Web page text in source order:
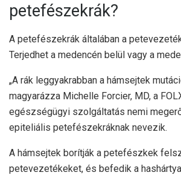
petefészekrák?
A petefészekrák általában a
Terjedhet a medencén belül vagy a
„A rák leggyakrabban a hámsejtek
magyarázza Michelle Forcier, MD, a
egészségügyi szolgáltatás nemi
epiteliális petefészekráknak nevezik.
A hámsejtek borítják a petefészkek
petevezetékeket, és befedik a